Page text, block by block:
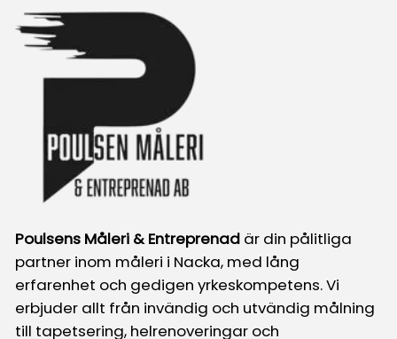
Poulsens Måleri & Entreprenadär din pålitliga
partner inom måleri i Nacka, med lång
erfarenhet och gedigen yrkeskompetens. Vi
erbjuder allt från invändig och utvändig målning
till tapetsering, helrenoveringar och